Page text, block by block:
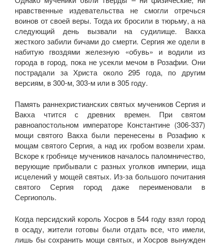
нравственные издевательства не смогли отречься
воинов от своей веры. Тогда их бросили в тюрьму, а на
следующий день вызвали на судилище. Вакха
жесткого забили бичами до смерти. Сергия же одели в
набитую гвоздями железную «обувь» и водили из
города в город, пока не усекли мечом в Розафии. Они
пострадали за Христа около 295 года, по другим
версиям, в 300-м, 303-м или в 305 году.
Память раннехристианских святых мучеников Сергия и
Вакха чтится с древних времен. При святом
равноапостольном императоре Константине (306-337)
мощи святого Вакха были перенесены в Розафию к
мощам святого Сергия, а над их гробом возвели храм.
Вскоре к гробнице мучеников началось паломничество,
верующие прибывали с разных уголков империи, ища
исцелений у мощей святых. Из-за большого почитания
святого Сергия город даже переименовали в
Сергиополь.
Когда персидский король Хосров в 544 году взял город
в осаду, жители готовы были отдать все, что имели,
лишь бы сохранить мощи святых, и Хосров вынужден